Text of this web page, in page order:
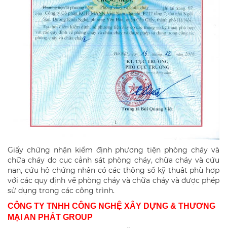
Giấy chứng nhận kiểm định phương tiện phòng cháy và
chữa cháy do cục cảnh sát phòng cháy, chữa cháy và cứu
nạn, cứu hộ chứng nhận có các thông số kỹ thuật phù hợp
với các quy định về phòng cháy và chữa cháy và được phép
sử dụng trong các công trình.
CÔNG TY TNHH CÔNG NGHỆ XÂY DỰNG & THƯƠNG
MẠI AN PHÁT GROUP